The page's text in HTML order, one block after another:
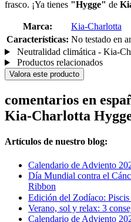
frasco. ¡Ya tienes "Hygge" de
Marca:
Kia-Charlotta
Características: No testado en
Neutralidad climática - Kia-
Productos relacionados
Valora este producto
comentarios en
Kia-Charlotta
Artículos de nuestro blog:
Calendario de Adviento
Día Mundial contra el
Ribbon
Edición del Zodíaco:
Verano, sol y relax: 3
Calendario de Adviento